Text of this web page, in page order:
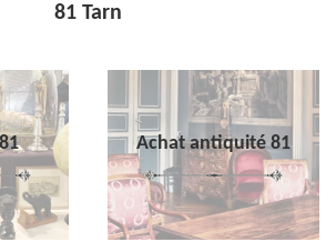
81 Tarn
Achat antiquité 81